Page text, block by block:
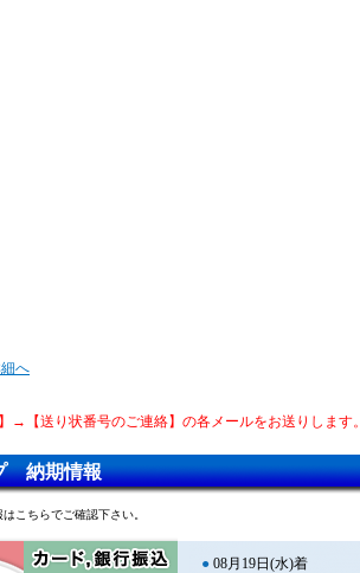
へ
→【送り状番号のご連絡】の各メールをお送りします。
納期情報
こちらでご確認下さい。
●08月19日(水)着